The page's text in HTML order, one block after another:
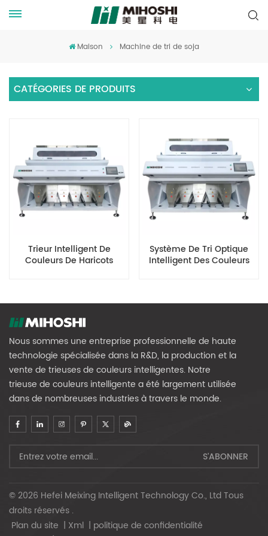
Maison Machine de tri de soja
CATÉGORIES DE PRODUITS
Trieur Intelligent De
Couleurs De Haricots
Système De Tri Optique
Intelligent Des Couleurs
Nous sommes une entreprise professionnelle de haute
technologie spécialisée dans la R&D, la production et la
vente de trieuses de couleurs intelligentes. Notre
trieuse de couleurs intelligente a été largement utilisée
dans de nombreuses industries à travers le monde.
© 2026 Hefei Meixing Intelligent Technology Co., Ltd Tous
droits réservés .
Plan du site | Xml | politique de confidentialité